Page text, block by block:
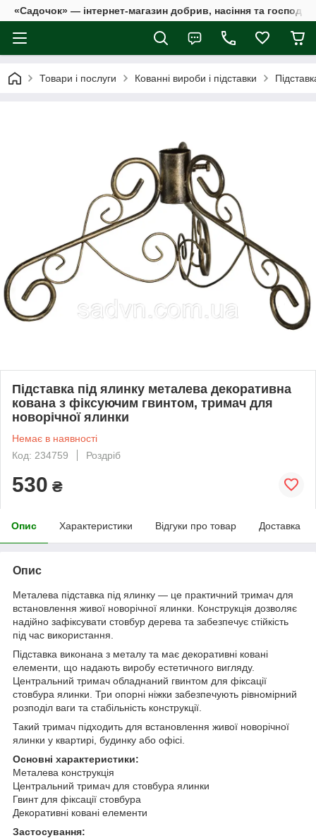
«Садочок» — інтернет-магазин добрив, насіння та
Товари і послуги Кованні вироби і підставки
Підставка під ялинку металева декоративна
кована з фіксуючим гвинтом, тримач для
новорічної ялинки
Немає в наявності
Код: 234759
Роздріб
530 ₴
Опис Характеристики Відгуки про товар Доставка
Опис
Металева підставка під ялинку — це практичний тримач для
встановлення живої новорічної ялинки. Конструкція дозволяє
надійно зафіксувати стовбур дерева та забезпечує стійкість
під час використання.
Підставка виконана з металу та має декоративні ковані
елементи, що надають виробу естетичного вигляду.
Центральний тримач обладнаний гвинтом для фіксації
стовбура ялинки. Три опорні ніжки забезпечують рівномірний
розподіл ваги та стабільність конструкції.
Такий тримач підходить для встановлення живої новорічної
ялинки у квартирі, будинку або офісі.
Основні характеристики:
Металева конструкція
Центральний тримач для стовбура ялинки
Гвинт для фіксації стовбура
Декоративні ковані елементи
Застосування: